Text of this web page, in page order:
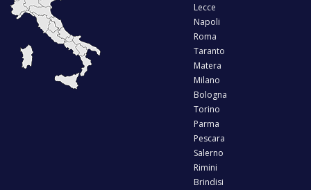
Lecce
Napoli
Roma
Taranto
Matera
Milano
Bologna
Torino
Parma
Pescara
Salerno
Rimini
Brindisi